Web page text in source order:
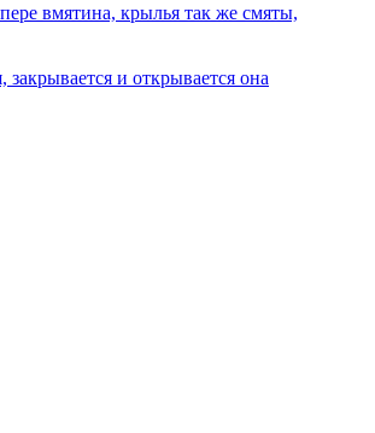
вмятина, крылья так же смяты,
и открывается она